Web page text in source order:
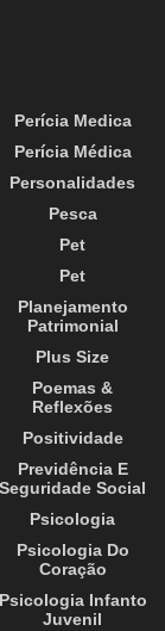
Perícia Medica
Perícia Médica
Personalidades
Pesca
Pet
Pet
Planejamento
Patrimonial
Plus Size
Poemas &
Reflexões
Positividade
Previdência E
Seguridade Social
Psicologia
Psicologia Do
Coração
Psicologia Infanto
Juvenil